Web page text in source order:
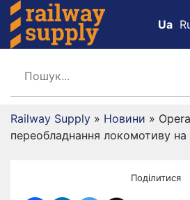
Ua
Railway Supply » Новини »
переобладнання локомотиву на
Поділитися